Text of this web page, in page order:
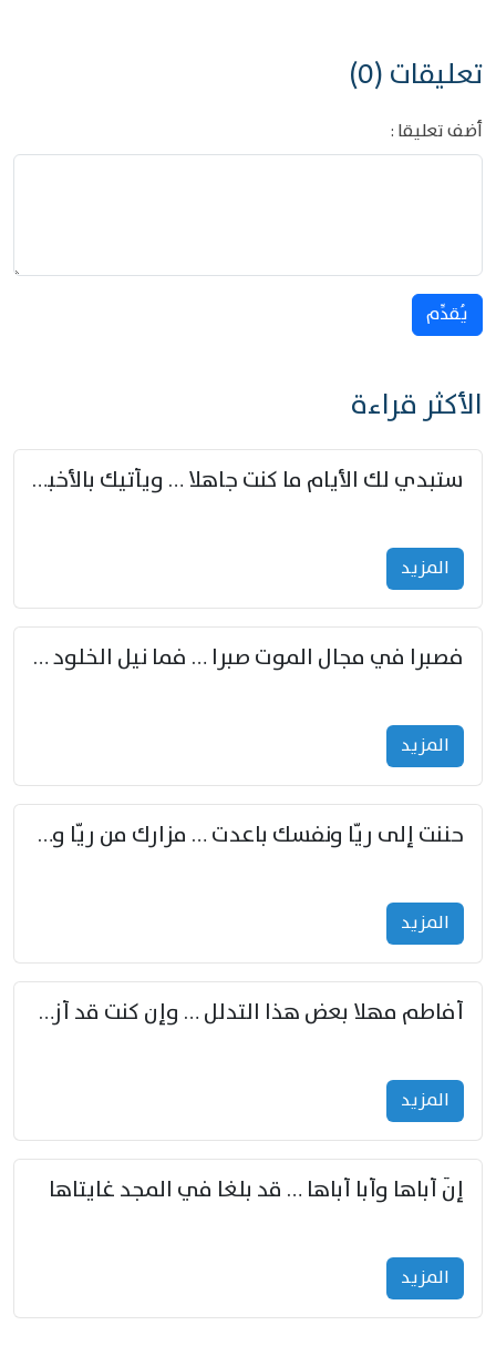
تعليقات (0)
أضف تعليقا :
يُقدِّم
الأكثر قراءة
ستبدي لك الأيام ما كنت جاهلا … ويأتيك بالأخبار من لم تزوّد
المزید
فصبرا في مجال الموت صبرا … فما نيل الخلود بمستطاع
المزید
حننت إلى ريّا ونفسك باعدت … مزارك من ريّا وشعباكما معا
المزید
أفاطم مهلا بعض هذا التدلل … وإن كنت قد أزمعت صرمي فأجملي
المزید
إنّ أباها وأبا أباها … قد بلغا في المجد غايتاها
المزید